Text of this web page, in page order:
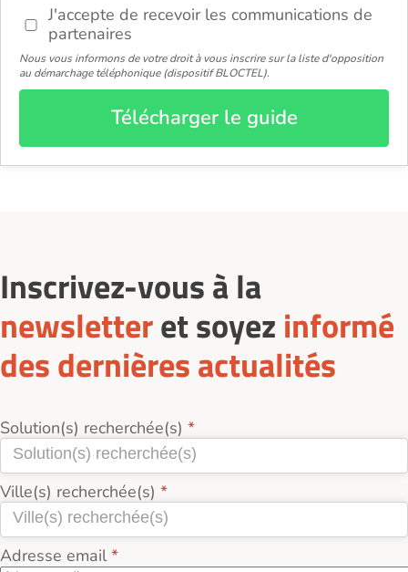
J'accepte de recevoir les communications de
partenaires
Nous vous informons de votre droit à vous inscrire sur la liste d'opposition
au démarchage téléphonique (dispositif BLOCTEL).
Télécharger le guide
Inscrivez-vous à la
newsletteret soyez informé
des dernières actualités
Solution(s) recherchée(s)
Ville(s) recherchée(s)
Adresse email